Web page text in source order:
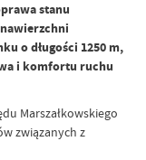
stanu
o długości 1250 m,
i komfortu ruchu
Marszałkowskiego
związanych z